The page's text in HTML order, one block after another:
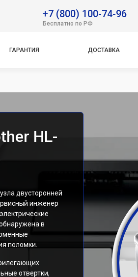
+7 (800) 100-74-96
Бесплатно по РФ
ГАРАНТИЯ ДОСТАВКА
HL-
двусторонней
инженер
в
поломки.
отвертки,